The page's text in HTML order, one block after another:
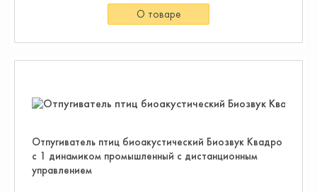
О товаре
Отпугиватель птиц биоакустический Биозвук Квадро
с 1 динамиком промышленный с дистанционным
управлением